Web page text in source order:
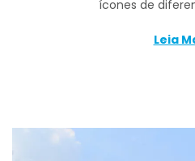
ícones de
Leia